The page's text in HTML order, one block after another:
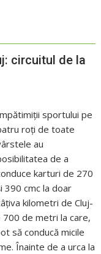
circuitul de la
sportului pe
roți de toate
au
de a
karturi de 270
390 cmc la doar
kilometri de Cluj-
de metri la care,
să conducă micile
Înainte de a urca la